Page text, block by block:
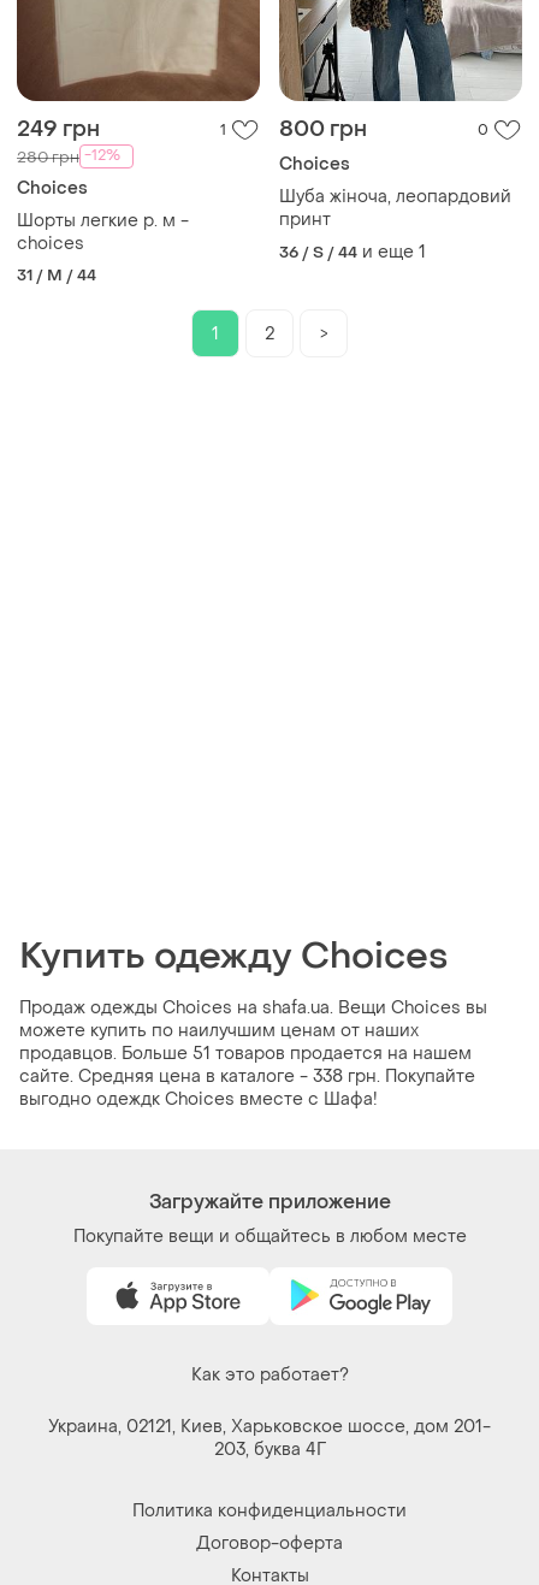
249 грн 1
280 грн -12%
Choices
Шорты легкие р. м -
choices
31 / M / 44
800 грн 0
Choices
Шуба жіноча, леопардовий
принт
36 / S / 44 и еще 1
1 2 >
Купить одежду Choices
Продаж одежды Choices на shafa.ua. Вещи Choices вы
можете купить по наилучшим ценам от наших
продавцов. Больше 51 товаров продается на нашем
сайте. Средняя цена в каталоге - 338 грн. Покупайте
выгодно одеждк Choices вместе с Шафа!
Загружайте приложение
Покупайте вещи и общайтесь в любом месте
Как это работает?
Украина, 02121, Киев, Харьковское шоссе, дом 201-
203, буква 4Г
Политика конфиденциальности
Договор-оферта
Контакты